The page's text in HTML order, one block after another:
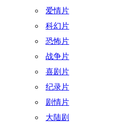
爱情片
科幻片
恐怖片
战争片
喜剧片
纪录片
剧情片
大陆剧